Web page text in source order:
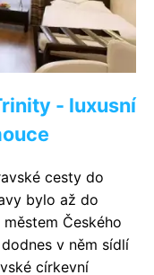
- luxusní
cesty do
bylo až do
Českého
v něm sídlí
církevní